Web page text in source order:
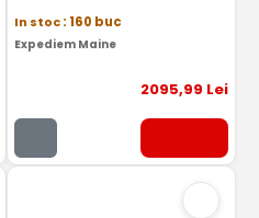
In stoc: 160 buc
Expediem Maine
2095,99 Lei